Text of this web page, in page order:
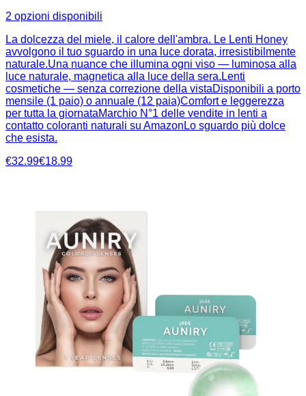
2 opzioni disponibili
La dolcezza del miele, il calore dell'ambra. Le Lenti Honey
avvolgono il tuo sguardo in una luce dorata, irresistibilmente
naturale.Una nuance che illumina ogni viso — luminosa alla
luce naturale, magnetica alla luce della sera.Lenti
cosmetiche — senza correzione della vistaDisponibili a porto
mensile (1 paio) o annuale (12 paia)Comfort e leggerezza
per tutta la giornataMarchio N°1 delle vendite in lenti a
contatto coloranti naturali su AmazonLo sguardo più dolce
che esista.
€32.99€18.99